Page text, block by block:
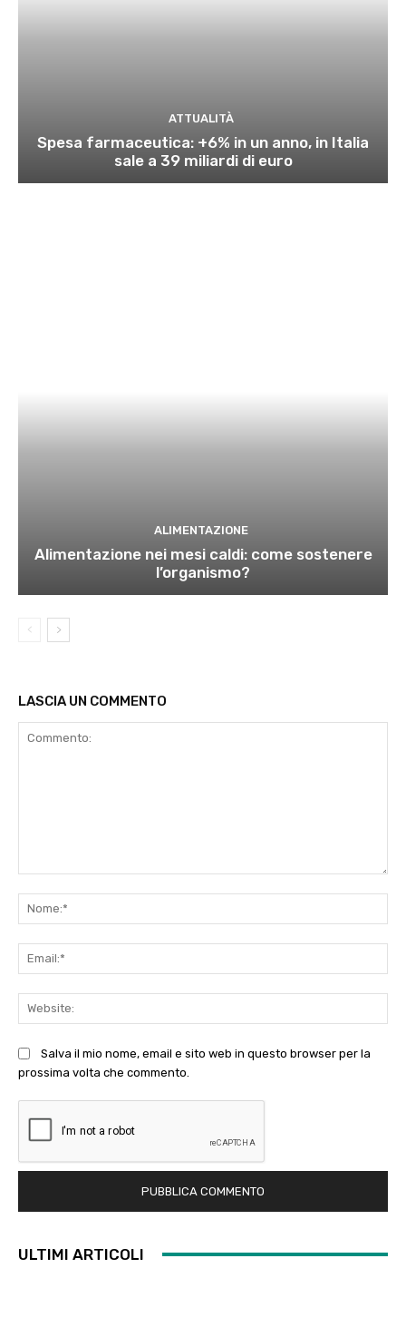
ATTUALITÀ
Spesa farmaceutica: +6% in un anno, in Italia
sale a 39 miliardi di euro
ALIMENTAZIONE
Alimentazione nei mesi caldi: come sostenere
l’organismo?
LASCIA UN COMMENTO
Salva il mio nome, email e sito web in questo browser per la
prossima volta che commento.
ULTIMI ARTICOLI